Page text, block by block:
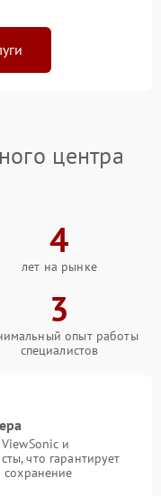
центра
4
лет на рынке
3
опыт работы
специалистов
и
что гарантирует